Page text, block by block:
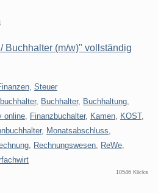
Buchhalter (m/w)" vollständig
Steuer
, Buchhalter, Buchhaltung
online Finanzbuchalter, Kamen KOST,
, Monatsabschluss
Rechnungswesen ReWe
10546 Klicks